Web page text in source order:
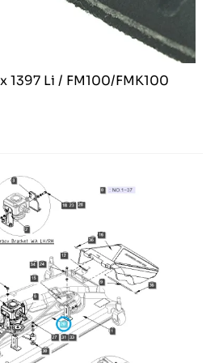
1397 Li / FM100/FMK100